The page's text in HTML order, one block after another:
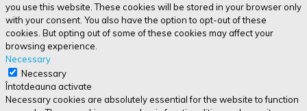
you use this website. These cookies will be stored in your browser only
with your consent. You also have the option to opt-out of these
cookies. But opting out of some of these cookies may affect your
browsing experience.
Necessary
Necessary
Întotdeauna activate
Necessary cookies are absolutely essential for the website to function